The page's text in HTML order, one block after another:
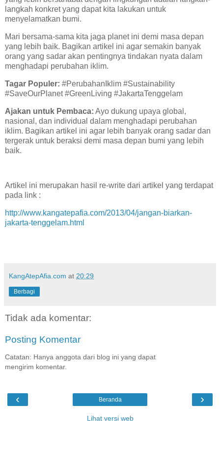
langkah konkret yang dapat kita lakukan untuk
menyelamatkan bumi.
Mari bersama-sama kita jaga planet ini demi masa depan
yang lebih baik. Bagikan artikel ini agar semakin banyak
orang yang sadar akan pentingnya tindakan nyata dalam
menghadapi perubahan iklim.
Tagar Populer: #PerubahanIklim #Sustainability
#SaveOurPlanet #GreenLiving #JakartaTenggelam
Ajakan untuk Pembaca: Ayo dukung upaya global,
nasional, dan individual dalam menghadapi perubahan
iklim. Bagikan artikel ini agar lebih banyak orang sadar dan
tergerak untuk beraksi demi masa depan bumi yang lebih
baik.
Artikel ini merupakan hasil re-write dari artikel yang terdapat
pada link :
http://www.kangatepafia.com/2013/04/jangan-biarkan-
jakarta-tenggelam.html
KangAtepAfia.com at 20:29
Berbagi
Tidak ada komentar:
Posting Komentar
Catatan: Hanya anggota dari blog ini yang dapat
mengirim komentar.
‹ ›
Beranda
Lihat versi web